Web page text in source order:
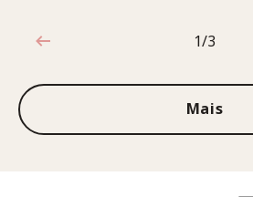
1 de 3
1/3
Mais